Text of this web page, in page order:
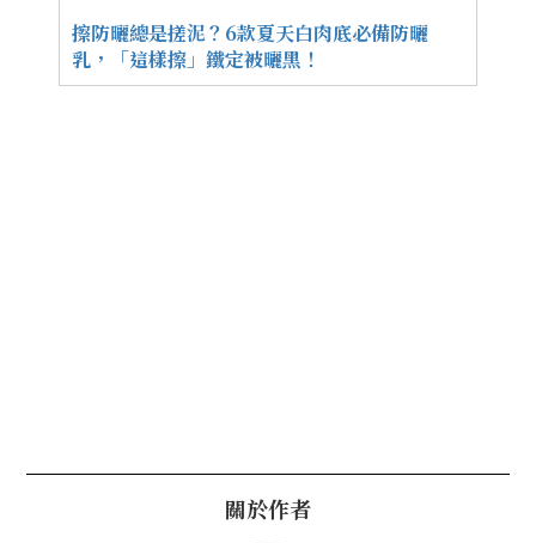
擦防曬總是搓泥？6款夏天白肉底必備防曬
乳，「這樣擦」鐵定被曬黑！
關於作者